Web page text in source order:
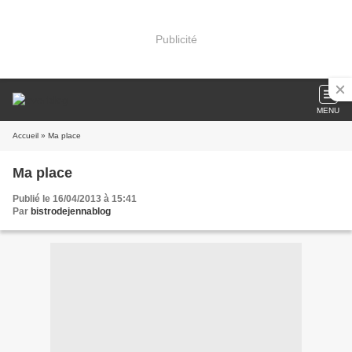
Publicité
MENU
Accueil » Ma place
Ma place
Publié le 16/04/2013 à 15:41
Par bistrodejennablog